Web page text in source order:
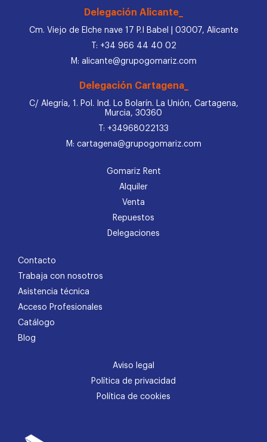
Delegación Alicante_
Cm. Viejo de Elche nave 17 P.I Babel | 03007, Alicante
T: +34 966 44 40 02
M: alicante@grupogomariz.com
Delegación Cartagena_
C/ Alegría, 1. Pol. Ind. Lo Bolarín. La Unión, Cartagena,
Murcia, 30360
T: +34968022133
M: cartagena@grupogomariz.com
Gomariz Rent
Alquiler
Venta
Repuestos
Delegaciones
Contacto
Trabaja con nosotros
Asistencia técnica
Acceso Profesionales
Catálogo
Blog
Aviso legal
Política de privacidad
Política de cookies